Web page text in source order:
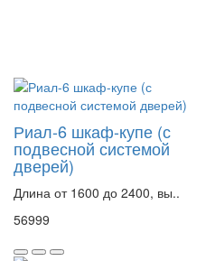
Риал-6 шкаф-купе (с
подвесной системой
дверей)
Длина от 1600 до 2400, вы..
56999